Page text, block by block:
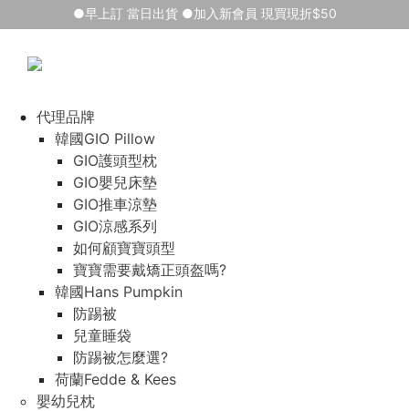
代理品牌
韓國GIO Pillow
GIO護頭型枕
GIO嬰兒床墊
GIO推車涼墊
GIO涼感系列
如何顧寶寶頭型
寶寶需要戴矯正頭盔嗎?
韓國Hans Pumpkin
防踢被
兒童睡袋
防踢被怎麼選?
荷蘭Fedde & Kees
嬰幼兒枕
●早上訂 當日出貨 ●加入新會員 現買現折$50